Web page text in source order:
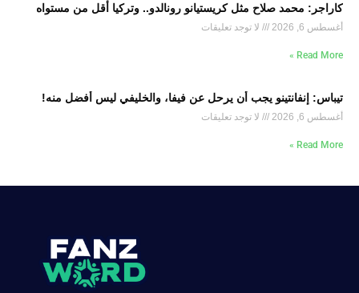
كاراجر: محمد صلاح مثل كريستيانو رونالدو.. وتركيا أقل من مستواه
أغسطس 6, 2026 لا توجد تعليقات
Read More »
تيباس: إنفانتينو يجب أن يرحل عن فيفا، والخليفي ليس أفضل منه!
أغسطس 6, 2026 لا توجد تعليقات
Read More »